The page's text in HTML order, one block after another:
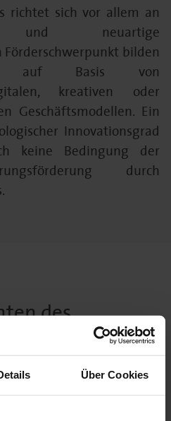
Über Cookies
richtet sich vor allem an
und neuartige
Förderschwerpunkt bilden
auf Basis von
kreativen oder
Geschäftsmodellen. Ein
Innovationsgrad
keine Bedingung der
durch
des